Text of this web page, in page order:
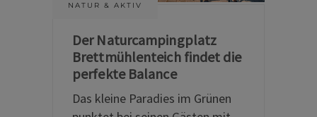
NATUR & AKTIV
Der Naturcampingplatz
Brettmühlenteich findet die
perfekte Balance
Das kleine Paradies im Grünen